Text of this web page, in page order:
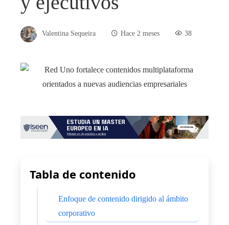
Valentina Sequeira Hace 2 meses 38
Tabla de contenido
Enfoque de contenido dirigido al ámbito
corporativo